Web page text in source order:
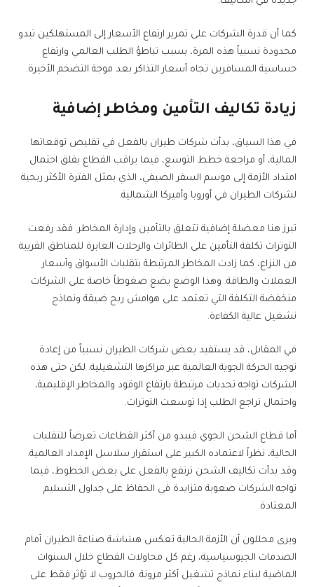
كما أن قدرة الشركات على تمرير ارتفاع الأسعار إلى المستهلكين تبدو
محدودة نسبياً هذه المرة، بسبب تباطؤ الطلب العالمي وارتفاع
حساسية المسافرين تجاه أسعار التذاكر بعد موجة التضخم الأخيرة.
زيادة تكاليف التأمين ومخاطر إضافية
في هذا السياق، بدأت شركات طيران بالفعل في تقليص توقعاتها
المالية، أو مراجعة خطط التوسع، فيما يراقب القطاع بقلق احتمال
امتداد الأزمة إلى موسم السفر الصيفي، الذي يمثل الفترة الأكثر ربحية
لشركات الطيران في أوروبا وأميركا الشمالية.
تبرز هنا معضلة إضافية تتعلق بالتأمين وإدارة المخاطر. فقد رفعت
التوترات تكلفة التأمين على الطائرات والرحلات العابرة للمناطق القريبة
من النزاع، كما زادت المخاطر المرتبطة بتقلبات الأسواق وأسعار
العملات والطاقة. وهذا الوضع يضع ضغوطاً خاصة على الشركات
منخفضة التكلفة التي تعتمد على هوامش ربح ضيقة ونماذج
تشغيل عالية الكفاءة.
في المقابل، قد يستفيد بعض شركات الطيران نسبياً من إعادة
توجيه الحركة الجوية العالمية عبر مراكزها التشغيلية. لكن حتى هذه
الشركات تواجه تحديات مرتبطة بارتفاع الوقود والمخاطر الإقليمية،
واحتمال تراجع الطلب إذا توسعت التوترات.
أما قطاع الشحن الجوي فيبدو من أكثر القطاعات تعرضاً للتقلبات
الحالية، نظراً لاعتماده الكبير على استقرار سلاسل الإمداد العالمية.
وقد بدأت تكاليف الشحن ترتفع بالفعل على بعض الخطوط، فيما
تواجه الشركات صعوبة متزايدة في الحفاظ على جداول التسليم
المعتادة.
ويرى محللون أن الأزمة الحالية تعكس هشاشة صناعة الطيران أمام
الصدمات الجيوسياسية، رغم كل محاولات القطاع خلال السنوات
الماضية لبناء نماذج تشغيل أكثر مرونة. فالحروب لا تؤثر فقط على